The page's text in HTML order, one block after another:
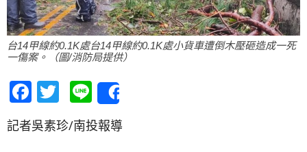
台14甲線約0.1K處台14甲線約0.1K處小貨車遭倒木壓砸造成一死
一傷案。（圖/消防局提供）
Facebook
Twitter
Line
記者吳素珍/南投報導